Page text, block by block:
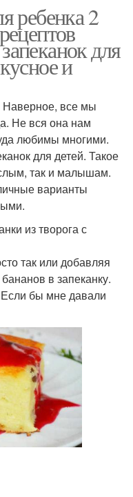
ребенка 2
для
и
Наверное, все мы
Не вся она нам
любимы многими.
для детей. Такое
так и малышам.
варианты
из творога с
так или добавляя
в запеканку.
Если бы мне давали